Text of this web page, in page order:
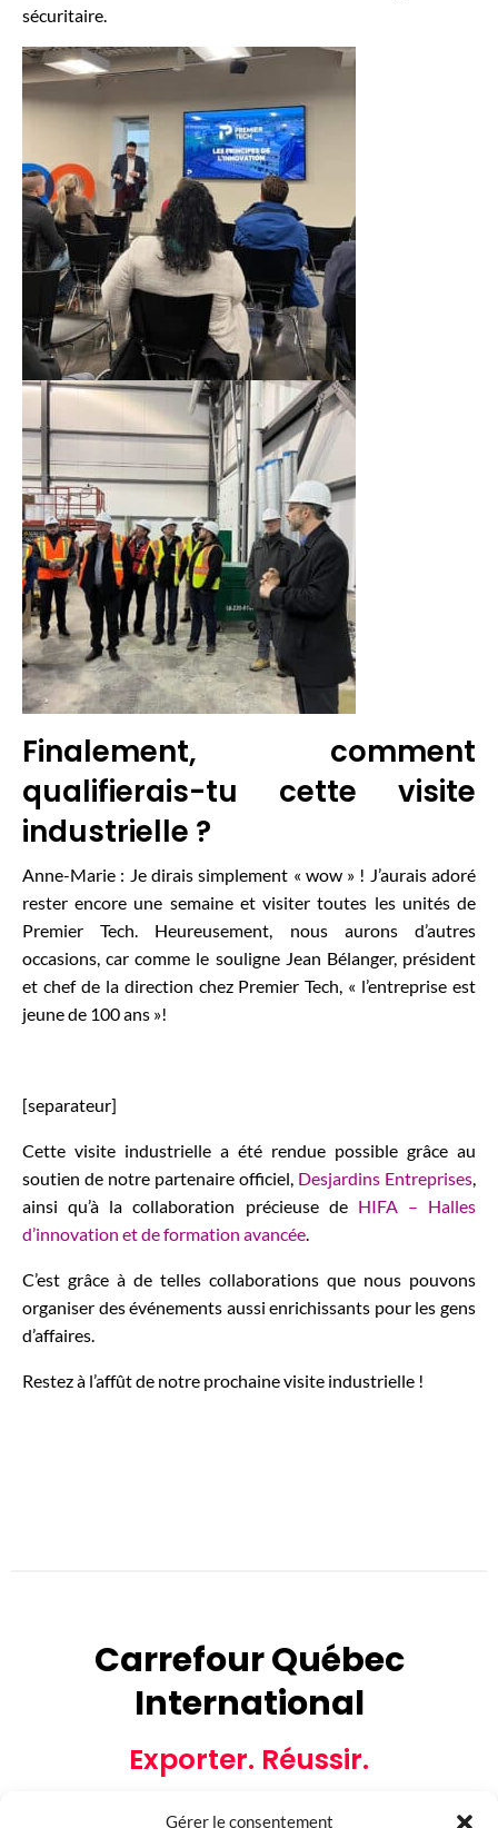
Gérer le consentement
sécuritaire.
Finalement, comment
qualifierais-tu cette visite
industrielle ?
Anne-Marie : Je dirais simplement « wow » ! J’aurais adoré
rester encore une semaine et visiter toutes les unités de
Premier Tech. Heureusement, nous aurons d’autres
occasions, car comme le souligne Jean Bélanger, président
et chef de la direction chez Premier Tech, « l’entreprise est
jeune de 100 ans »!
[separateur]
Cette visite industrielle a été rendue possible grâce au
soutien de notre partenaire officiel, Desjardins Entreprises,
ainsi qu’à la collaboration précieuse de HIFA – Halles
d’innovation et de formation avancée.
C’est grâce à de telles collaborations que nous pouvons
organiser des événements aussi enrichissants pour les gens
d’affaires.
Restez à l’affût de notre prochaine visite industrielle !
Carrefour Québec
International
Exporter. Réussir.